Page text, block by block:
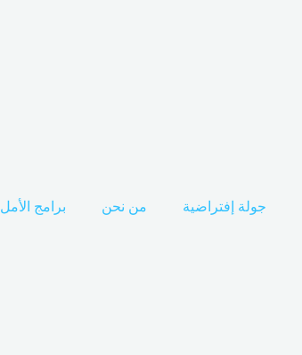
جولة إفتراضية من نحن برامج الأمل